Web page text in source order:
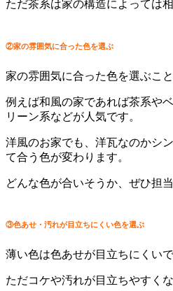
ただ茶系は家の構造によっては
②家の雰囲気に合った色を選ぶ
家の雰囲気に合った色を選ぶこと
例えば和風の家であれば茶系や
リーン系などが人気です。
洋風のお家でも、洋瓦なのかシ
て合う色が変わります。
どんな色が合いそうか、ぜひ担
③色あせ・汚れが目立ちにくい色を選ぶ
薄い色は色あせが目立ちにくいで
ただコケや汚れが目立ちやすくな